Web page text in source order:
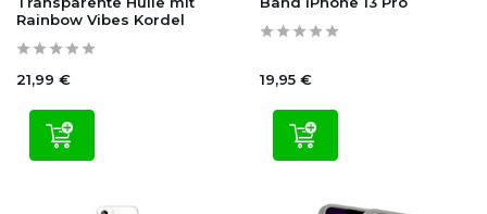
Rainbow Vibes Kordel
21,99 € 19,95 €